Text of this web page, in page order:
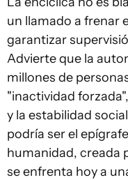
un llamado a frenar
garantizar
Advierte que la
millones de
"inactividad
y la estabilidad
podría ser el
humanidad, creada
se enfrenta hoy a